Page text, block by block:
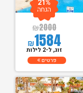
₪2000
₪1584
21%
הנחה
זוג, ל-2 לילות
פרטים